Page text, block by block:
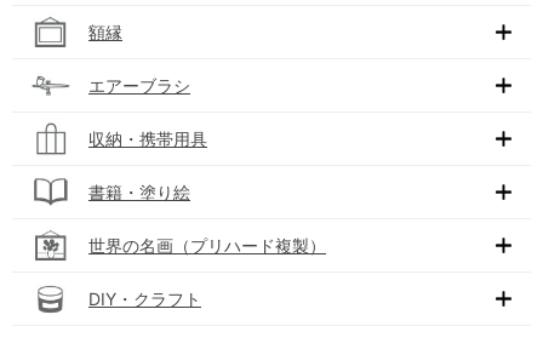
額縁
エアーブラシ
収納・携帯用具
書籍・塗り絵
世界の名画（プリハード複製）
DIY・クラフト